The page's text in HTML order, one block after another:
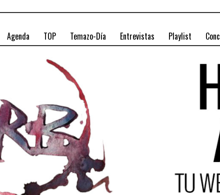
Agenda TOP Temazo-Día Entrevistas Playlist